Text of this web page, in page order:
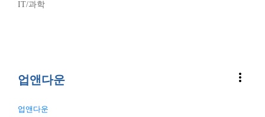
IT/과학
업앤다운 more_vert
업앤다운